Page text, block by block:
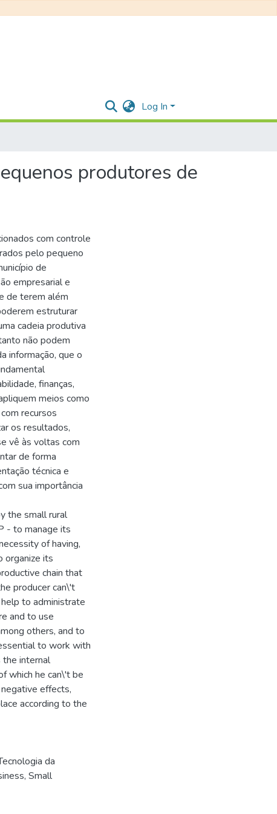
Log In
produtores de
com controle
pelo pequeno
de
empresarial e
de terem além
estruturar
cadeia produtiva
não podem
informação, que o
finanças,
meios como
recursos
os resultados,
vê às voltas com
de forma
técnica e
sua importância
the small rural
- to manage its
of having,
organize its
chain that
producer can\'t
to administrate
and to use
others, and to
to work with
internal
which he can\'t be
effects,
according to the
da
, Small